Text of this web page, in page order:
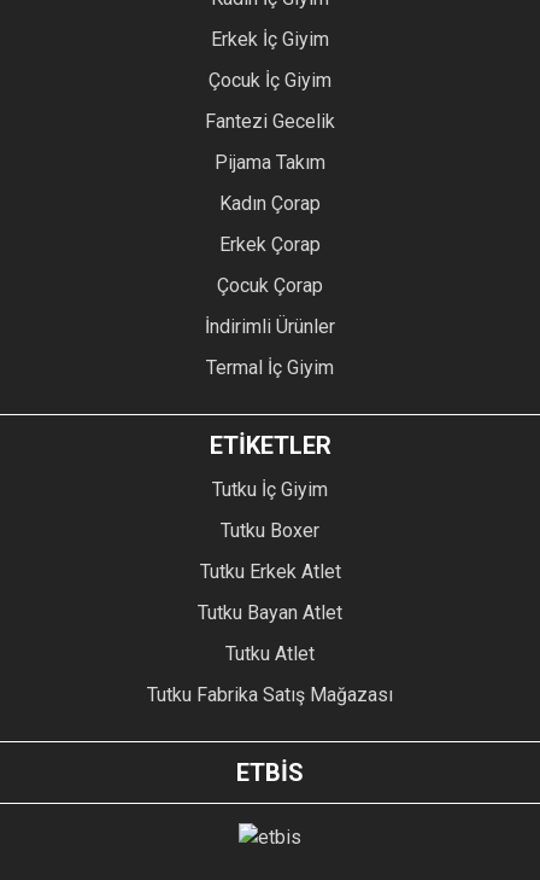
Erkek İç Giyim
Çocuk İç Giyim
Fantezi Gecelik
Pijama Takım
Kadın Çorap
Erkek Çorap
Çocuk Çorap
İndirimli Ürünler
Termal İç Giyim
ETİKETLER
Tutku İç Giyim
Tutku Boxer
Tutku Erkek Atlet
Tutku Bayan Atlet
Tutku Atlet
Tutku Fabrika Satış Mağazası
ETBİS